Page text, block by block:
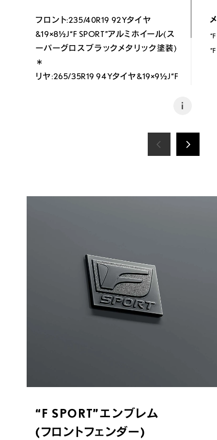
フロント:235/40R19 92Yタイヤ
&19×8½J“F SPORT”アルミホイール(ス
ーパーグロスブラックメタリック塗装)
＊
リヤ:265/35R19 94Yタイヤ&19×9½J“F
i
“F SPORT”エンブレム
(フロントフェンダー)